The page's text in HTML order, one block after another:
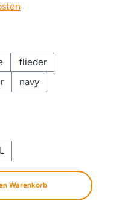
flieder
navy
gewünschten
Warenkorb